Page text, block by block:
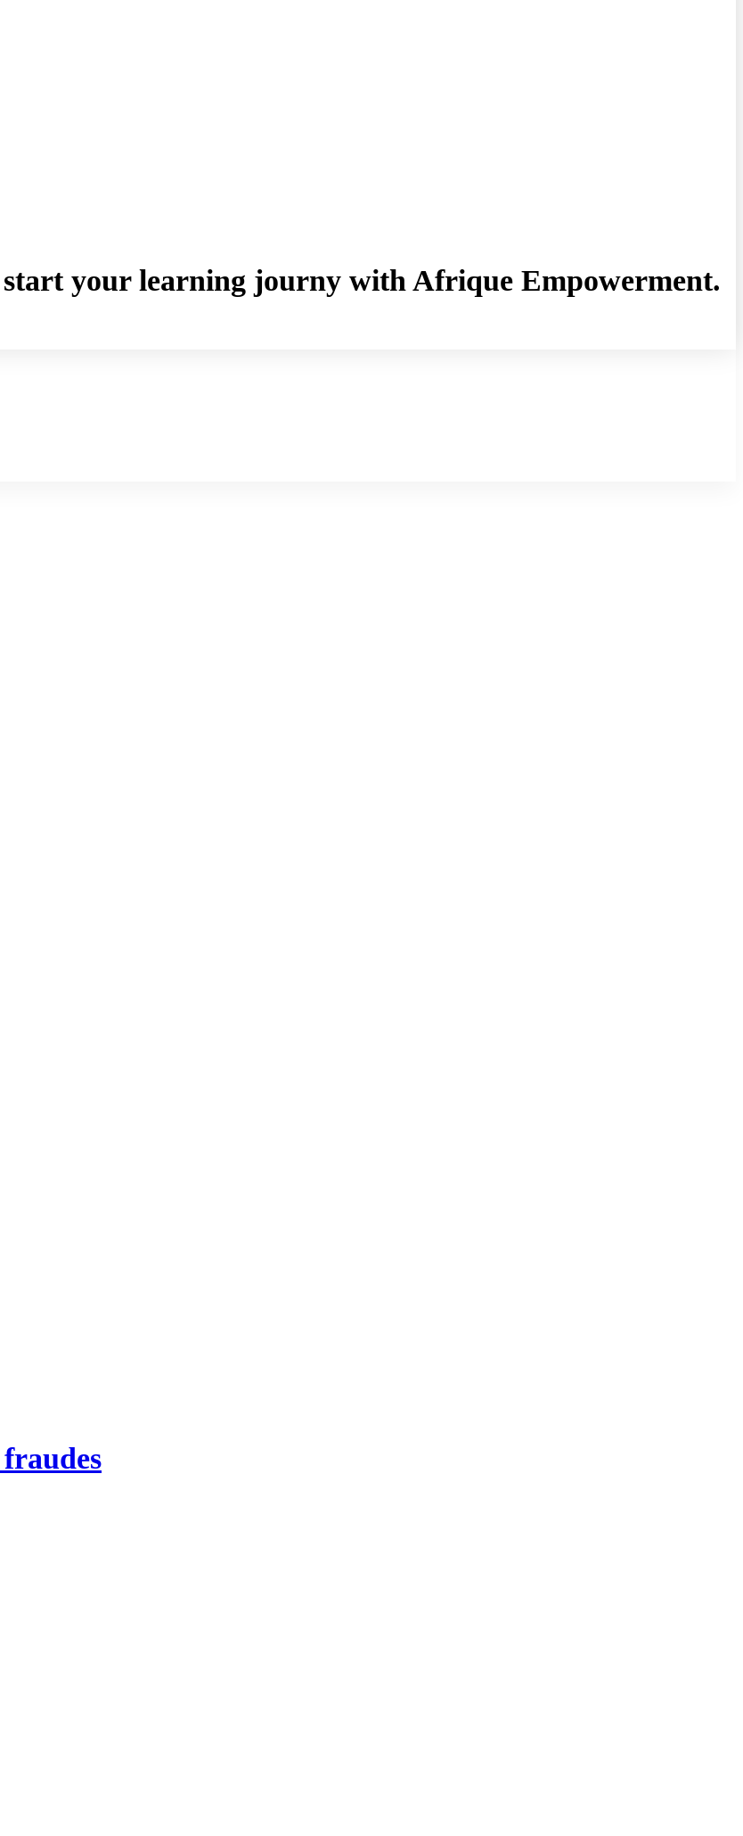
your learning journy with Afrique Empowerment.